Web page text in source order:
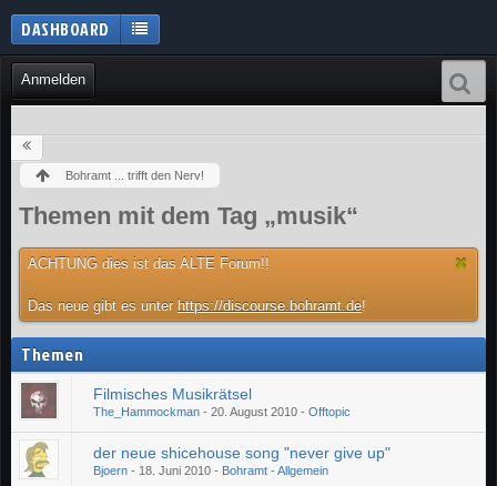
Anmelden
DASHBOARD
Bohramt ... trifft den Nerv!
Themen mit dem Tag „musik“
ACHTUNG dies ist das ALTE Forum!!
Das neue gibt es unter https://discourse.bohramt.de!
Themen
Filmisches Musikrätsel
The_Hammockman - 20. August 2010 - Offtopic
der neue shicehouse song "never give up"
Bjoern - 18. Juni 2010 - Bohramt - Allgemein